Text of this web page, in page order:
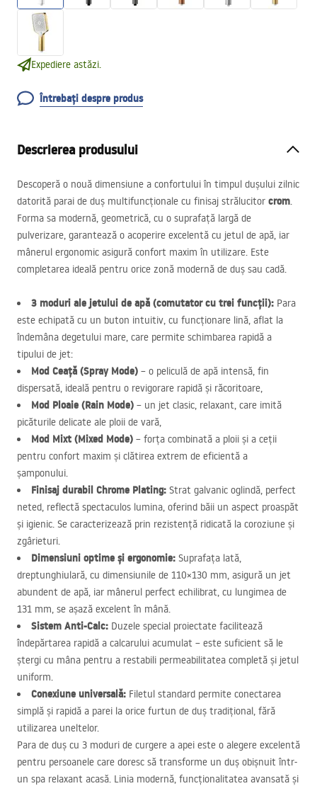
Expediere astăzi.
Întrebați despre produs
Descrierea produsului
Descoperă o nouă dimensiune a confortului în timpul dușului zilnic
datorită parai de duș multifuncționale cu finisaj strălucitor crom.
Forma sa modernă, geometrică, cu o suprafață largă de
pulverizare, garantează o acoperire excelentă cu jetul de apă, iar
mânerul ergonomic asigură confort maxim în utilizare. Este
completarea ideală pentru orice zonă modernă de duș sau cadă.
3 moduri ale jetului de apă (comutator cu trei funcții): Para
este echipată cu un buton intuitiv, cu funcționare lină, aflat la
îndemâna degetului mare, care permite schimbarea rapidă a
tipului de jet:
Mod Ceață (Spray Mode) – o peliculă de apă intensă, fin
dispersată, ideală pentru o revigorare rapidă și răcoritoare,
Mod Ploaie (Rain Mode) – un jet clasic, relaxant, care imită
picăturile delicate ale ploii de vară,
Mod Mixt (Mixed Mode) – forța combinată a ploii și a ceții
pentru confort maxim și clătirea extrem de eficientă a
șamponului.
Finisaj durabil Chrome Plating: Strat galvanic oglindă, perfect
neted, reflectă spectaculos lumina, oferind băii un aspect proaspăt
și igienic. Se caracterizează prin rezistență ridicată la coroziune și
zgârieturi.
Dimensiuni optime și ergonomie: Suprafața lată,
dreptunghiulară, cu dimensiunile de 110×130 mm, asigură un jet
abundent de apă, iar mânerul perfect echilibrat, cu lungimea de
131 mm, se așază excelent în mână.
Sistem Anti-Calc: Duzele special proiectate facilitează
îndepărtarea rapidă a calcarului acumulat – este suficient să le
ștergi cu mâna pentru a restabili permeabilitatea completă și jetul
uniform.
Conexiune universală: Filetul standard permite conectarea
simplă și rapidă a parei la orice furtun de duș tradițional, fără
utilizarea uneltelor.
Para de duș cu 3 moduri de curgere a apei este o alegere excelentă
pentru persoanele care doresc să transforme un duș obișnuit într-
un spa relaxant acasă. Linia modernă, funcționalitatea avansată și